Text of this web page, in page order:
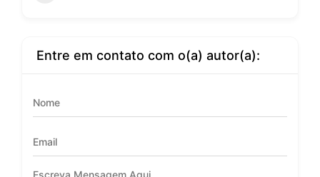
Entre em contato com o(a) autor(a):